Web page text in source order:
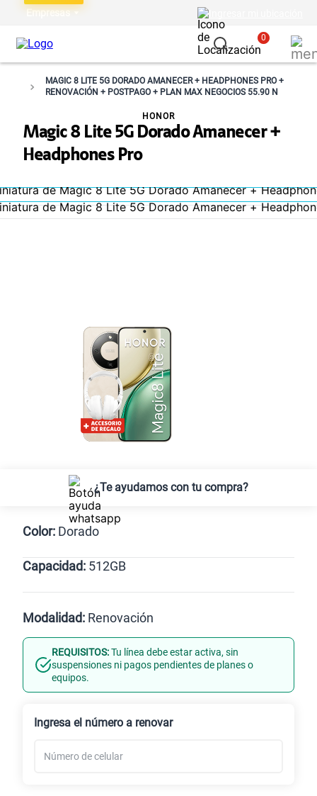
Empresas
0
MAGIC 8 LITE 5G DORADO AMANECER + HEADPHONES PRO +
RENOVACIÓN + POSTPAGO + PLAN MAX NEGOCIOS 55.90 N
Magic 8 Lite 5G Dorado Amanecer +
Headphones Pro
HONOR
¿Te ayudamos con tu compra?
Color: Dorado
Capacidad: 512GB
512GB
Modalidad: Renovación
Línea Nueva Portabilidad
REQUISITOS:Tu línea debe estar activa, sin
suspensiones ni pagos pendientes de planes o
equipos.
Ingresa el número a renovar